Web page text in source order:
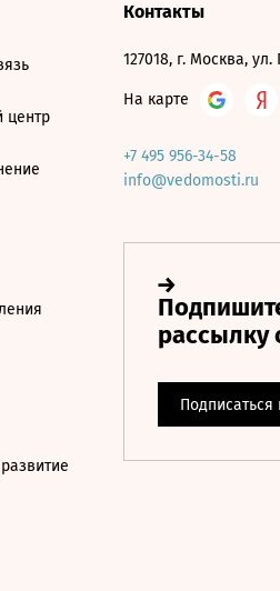
центр
Контакты
127018, г. Москва,
На карте
+7 495 956-34-58
info@vedomosti.ru